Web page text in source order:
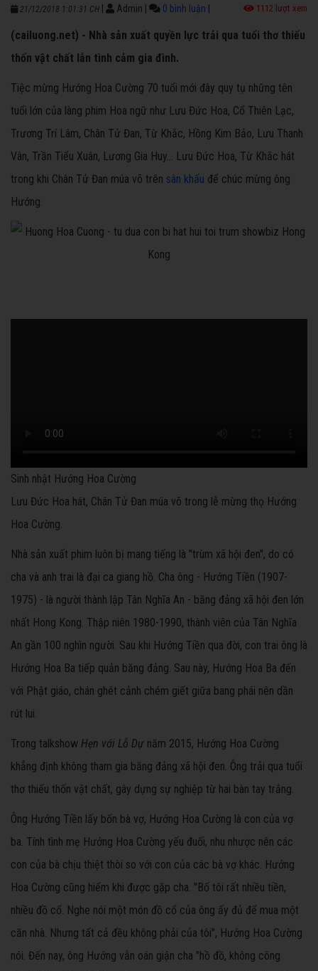
21/12/2018 1:01:31 CH Admin 0 bình luận 1112 lượt xem
(cailuong.net) - Nhà sản xuất quyền lực trải qua tuổi thơ thiếu
thốn vật chất lẫn tình cảm gia đình.
Tiệc mừng Hướng Hoa Cường 70 tuổi mới đây quy tụ những tên
tuổi lớn của làng phim Hoa ngữ như Lưu Đức Hoa, Cổ Thiên Lạc,
Trương Trí Lâm, Chân Tử Đan, Từ Khắc, Hồng Kim Bảo, Lưu Thanh
Vân, Trần Tiểu Xuân, Lương Gia Huy... Lưu Đức Hoa, Từ Khắc hát
trong khi Chân Tử Đan múa võ trên sân khấu để chúc mừng ông
Hướng.
Sinh nhật Hướng Hoa Cường
Lưu Đức Hoa hát, Chân Tử Đan múa võ trong lễ mừng thọ Hướng
Hoa Cường.
Nhà sản xuất phim luôn bị mang tiếng là "trùm xã hội đen", do có
cha và anh trai là đại ca giang hồ. Cha ông - Hướng Tiền (1907-
1975) - là người thành lập Tân Nghĩa An - băng đảng xã hội đen lớn
nhất Hong Kong. Thập niên 1980-1990, thành viên của Tân Nghĩa
An gần 100 nghìn người. Sau khi Hướng Tiền qua đời, con trai ông là
Hướng Hoa Ba tiếp quản băng đảng. Sau này, Hướng Hoa Ba đến
với Phật giáo, chán ghét cảnh chém giết giữa bang phái nên dần
rút lui.
Trong talkshow Hẹn với Lỗ Dự năm 2015, Hướng Hoa Cường
khẳng định không tham gia băng đảng xã hội đen. Ông trải qua tuổi
thơ thiếu thốn vật chất, gây dựng sự nghiệp từ hai bàn tay trắng.
Ông Hướng Tiền lấy bốn bà vợ, Hướng Hoa Cường là con của vợ
ba. Tính tình mẹ Hướng Hoa Cường yếu đuối, nhu nhược nên các
con của bà chịu thiệt thòi so với con của các bà vợ khác. Hướng
Hoa Cường cũng hiếm khi được gặp cha. "Bố tôi rất nhiều tiền,
nhiều đồ cổ. Nghe nói một món đồ cổ của ông ấy đủ để mua một
căn nhà. Nhưng tất cả đều không phải của tôi", Hướng Hoa Cường
nói. Đến nay, ông Hướng vẫn oán giận cha "hồ đồ, không công